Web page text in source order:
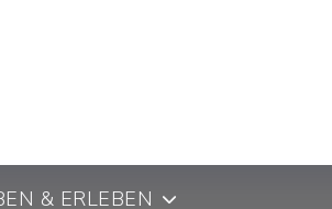
& ERLEBEN